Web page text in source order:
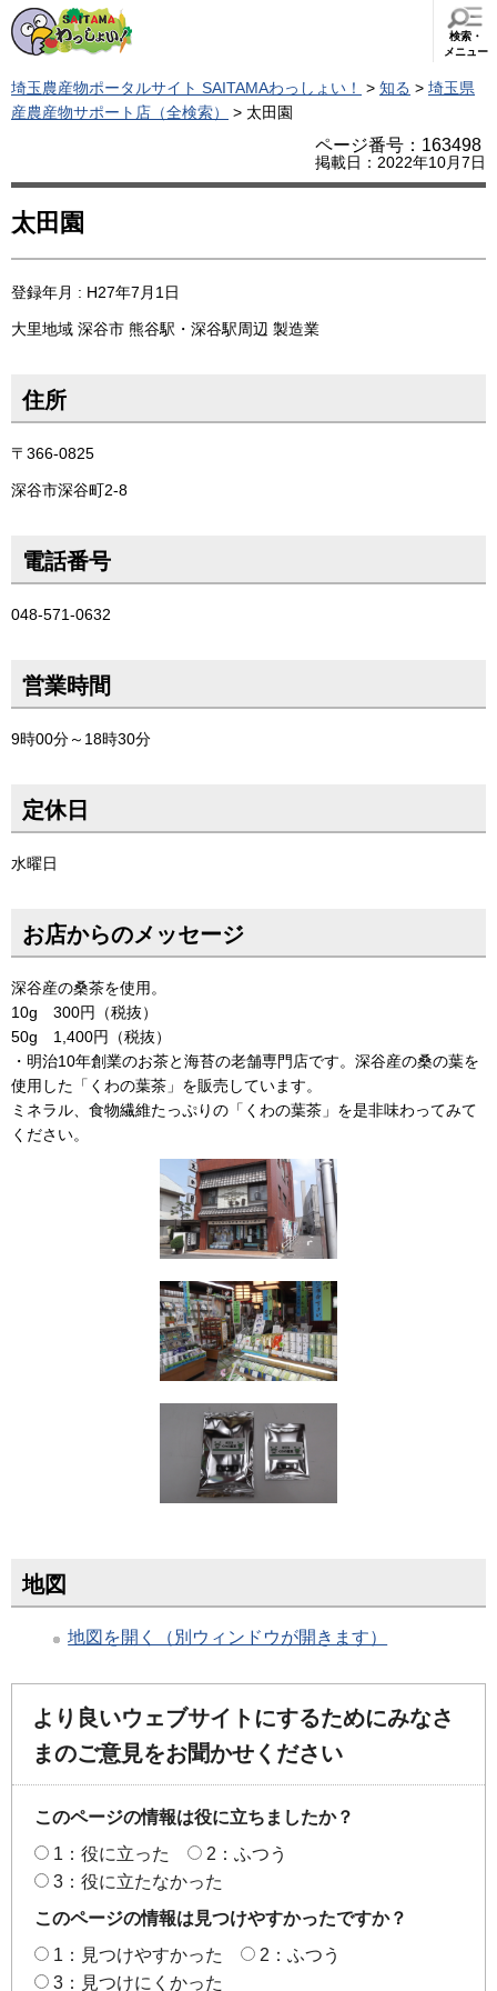
検索・
メニュー
埼玉農産物ポータルサイト SAITAMAわっしょい！ > 知る > 埼玉県
産農産物サポート店（全検索）
> 太田園
ページ番号：163498
掲載日：2022年10月7日
太田園
登録年月 : H27年7月1日
大里地域 深谷市 熊谷駅・深谷駅周辺 製造業
住所
〒366-0825
深谷市深谷町2-8
電話番号
048-571-0632
営業時間
9時00分～18時30分
定休日
水曜日
お店からのメッセージ
深谷産の桑茶を使用。
10g 300円（税抜）
50g 1,400円（税抜）
・明治10年創業のお茶と海苔の老舗専門店です。深谷産の桑の葉を
使用した「くわの葉茶」を販売しています。
ミネラル、食物繊維たっぷりの「くわの葉茶」を是非味わってみて
ください。
地図
地図を開く（別ウィンドウが開きます）
より良いウェブサイトにするためにみなさ
まのご意見をお聞かせください
このページの情報は役に立ちましたか？
1：役に立った
2：ふつう
3：役に立たなかった
このページの情報は見つけやすかったですか？
1：見つけやすかった
2：ふつう
3：見つけにくかった